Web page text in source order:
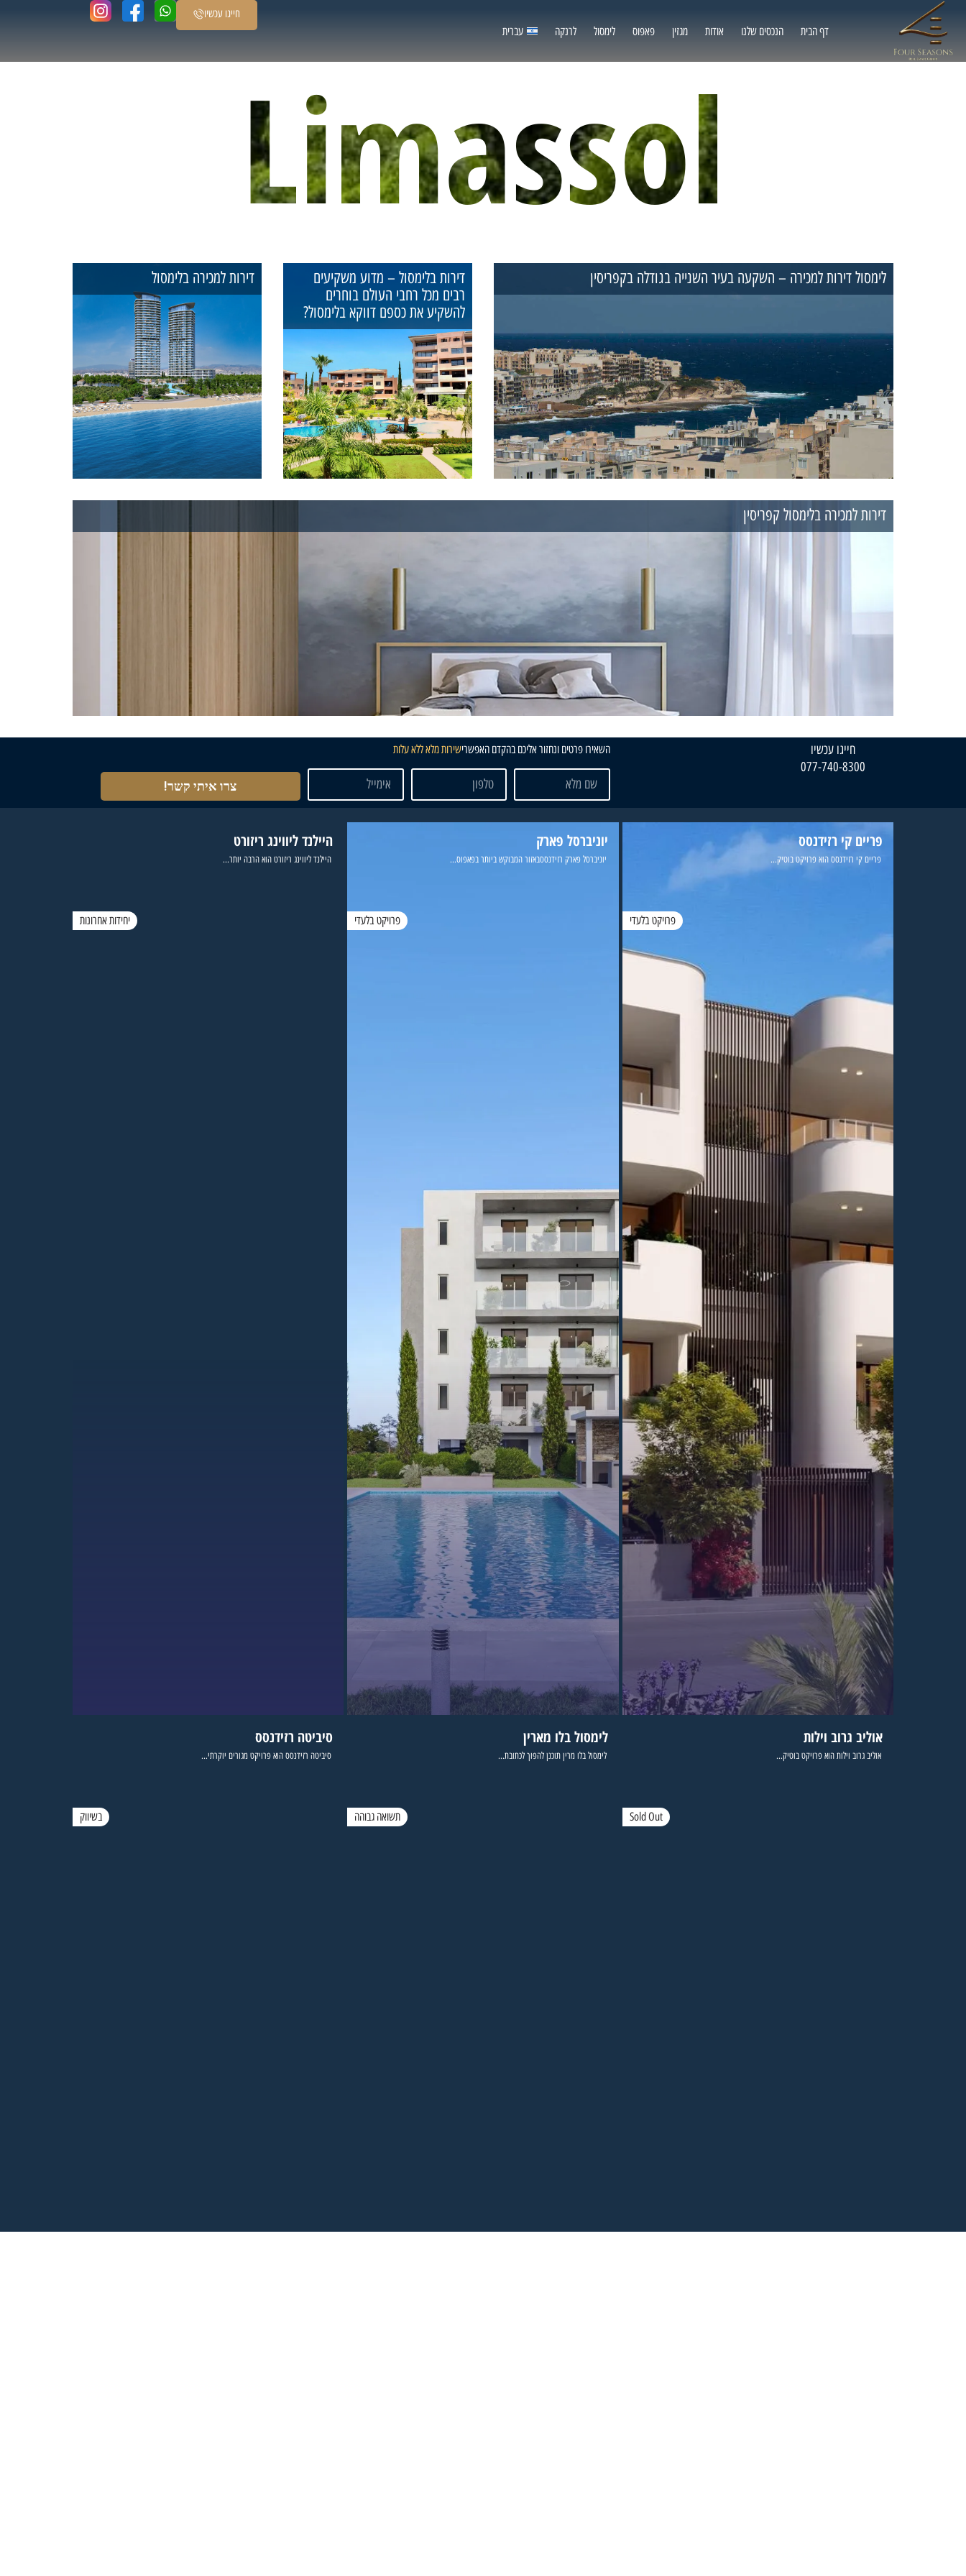
דף הבית הנכסים שלנו אודות מגזין פאפוס לימסול לרנקה עברית
חייגו עכשיו
Limassol
לימסול דירות למכירה – השקעה בעיר השנייה בגודלה בקפריסין
דירות בלימסול – מדוע משקיעים
רבים מכל רחבי העולם בוחרים
להשקיע את כספם דווקא בלימסול?
דירות למכירה בלימסול
דירות למכירה בלימסול קפריסין
חייגו עכשיו
077-740-8300
השאירו פרטים ונחזור אליכם בהקדם האפשרישירות מלא ללא עלות
צרו איתי קשר!
פריים קי רזידנסס
פריים קי רזידנסס הוא פרויקט בוטיק...
פרויקט בלעדי
יוניברסל פארק
יוניברסל פארק רזידנססבאזור המבוקש ביותר בפאפוס...
פרויקט בלעדי
היילנד ליווינג ריזורט
היילנד ליווינג ריזורט הוא הרבה יותר...
יחידות אחרונות
אוליב גרוב וילות
אוליב גרוב וילות הוא פרויקט בוטיק...
Sold Out
לימסול בלו מארין
לימסול בלו מרין תוכנן להפוך לכתובת...
תשואה גבוהה
סיביטה רזידנסס
סיביטה רזידנסס הוא פרויקט מגורים יוקרתי...
בשיווק